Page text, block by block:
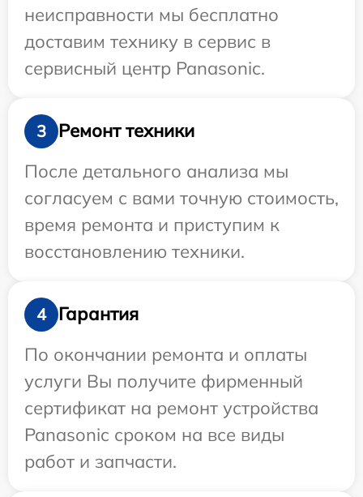
неисправности мы бесплатно
доставим технику в сервис в
сервисный центр Panasonic.
3
Ремонт техники
После детального анализа мы
согласуем с вами точную стоимость,
время ремонта и приступим к
восстановлению техники.
4
Гарантия
По окончании ремонта и оплаты
услуги Вы получите фирменный
сертификат на ремонт устройства
Panasonic сроком на все виды
работ и запчасти.